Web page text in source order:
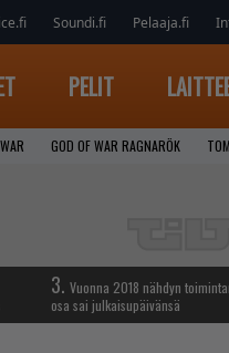
Soundi.fi Pelaaja.fi
PELIT
GOD OF WAR RAGNARÖK
3. Vuonna 2018 nähdyn
osa sai julkaisupäivänsä